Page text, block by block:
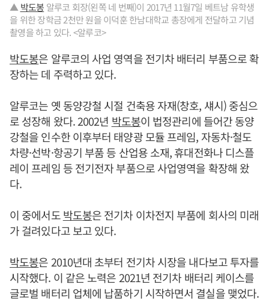
▲박도봉 알루코 회장(왼쪽 네 번째)이 2017년 11월7일 베트남 유학생
을 위한 장학금 2천만 원을 이덕훈 한남대학교 총장에게 전달하고 기념
촬영을 하고 있다. <알루코>
박도봉은 알루코의 사업 영역을 전기차 배터리 부품으로 확
장하는 데 주력하고 있다.
알루코는 옛 동양강철 시절 건축용 자재(창호, 섀시) 중심으
로 성장해 왔다. 2002년 박도봉이 법정관리에 들어간 동양
강철을 인수한 이후부터 태양광 모듈 프레임, 자동차·철도
차량·선박·항공기 부품 등 산업용 소재, 휴대전화나 디스플
레이 프레임 등 전기전자 부품으로 사업영역을 확장해 왔
다.
이 중에서도박도봉은 전기차 이차전지 부품에 회사의 미래
가 걸려있다고 보고 있다.
박도봉은 2010년대 초부터 전기차 시장을 내다보고 투자를
시작했다. 이 같은 노력은 2021년 전기차 배터리 케이스를
글로벌 배터리 업체에 납품하기 시작하면서 결실을 맺었다.